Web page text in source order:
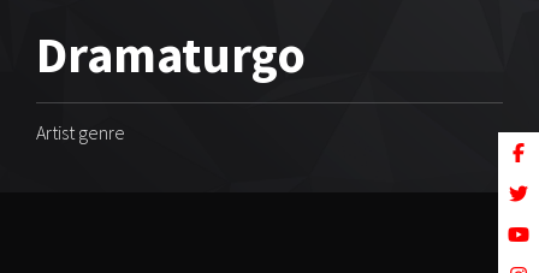
Dramaturgo
Artist genre